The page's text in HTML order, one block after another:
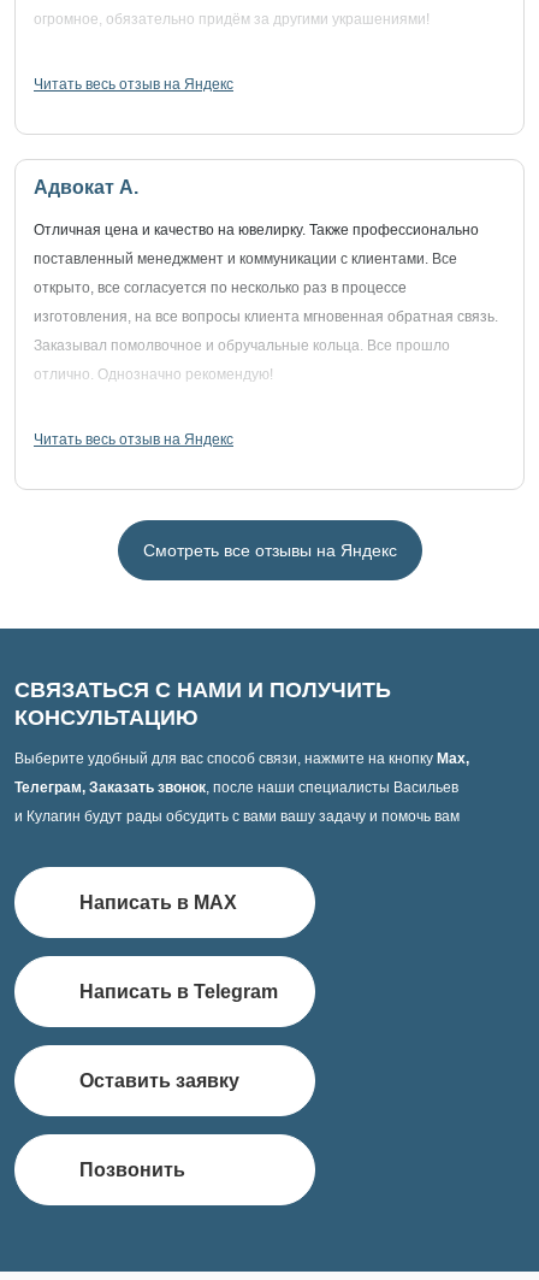
огромное, обязательно придём за другими украшениями!
Читать весь отзыв на Яндекс
Адвокат А.
Отличная цена и качество на ювелирку. Также профессионально
поставленный менеджмент и коммуникации с клиентами. Все
открыто, все согласуется по несколько раз в процессе
изготовления, на все вопросы клиента мгновенная обратная связь.
Заказывал помолвочное и обручальные кольца. Все прошло
отлично. Однозначно рекомендую!
Читать весь отзыв на Яндекс
Смотреть все отзывы на Яндекс
СВЯЗАТЬСЯ С НАМИ И ПОЛУЧИТЬ
КОНСУЛЬТАЦИЮ
Выберите удобный для вас способ связи, нажмите на кнопку Max,
Телеграм, Заказать звонок, после наши специалисты Васильев
и Кулагин будут рады обсудить с вами вашу задачу и помочь вам
Написать в MAX
Написать в Telegram
Оставить заявку
Позвонить